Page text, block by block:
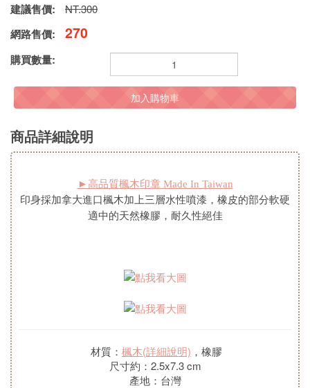
建議售價: NT.300
網路售價: 270
購買數量:
加入購物車
商品詳細說明
►高品質楓木印章 Made In Taiwan
印身採加拿大進口楓木加上三層水性噴漆，橡皮的部分軟硬
適中的天然橡膠，耐久性絕佳
材質： 楓木(詳細說明) ，橡膠
尺寸約：2.5x7.3 cm
產地：台灣